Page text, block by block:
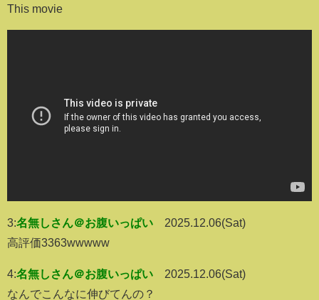
This movie
3:名無しさん＠お腹いっぱい
2025.12.06(Sat)
高評価3363wwwww
4:名無しさん＠お腹いっぱい
2025.12.06(Sat)
なんでこんなに伸びてんの？